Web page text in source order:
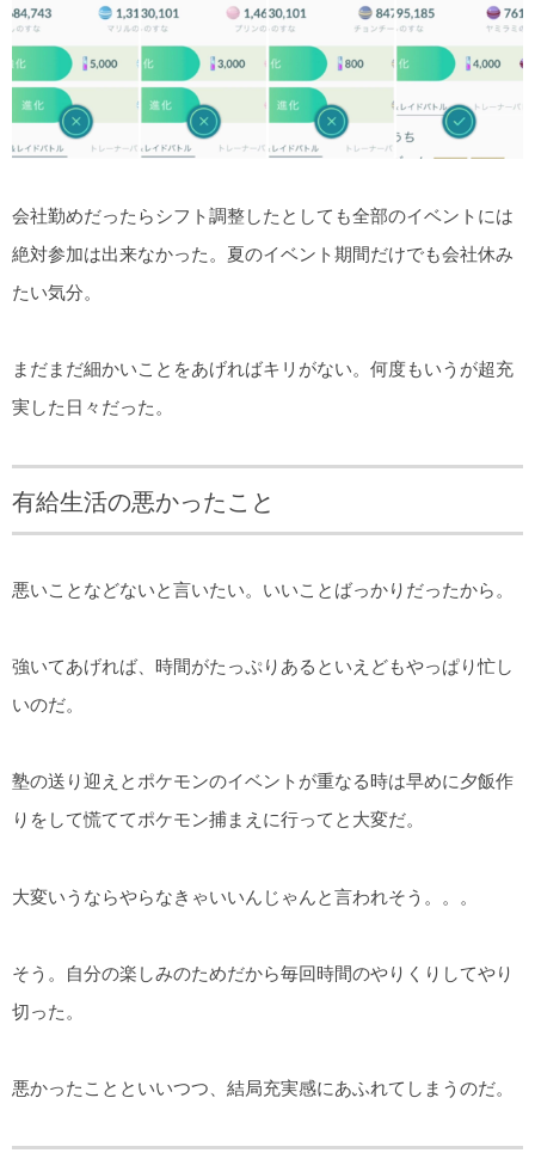
会社勤めだったらシフト調整したとしても全部のイベントには
絶対参加は出来なかった。夏のイベント期間だけでも会社休み
たい気分。
まだまだ細かいことをあげればキリがない。何度もいうが超充
実した日々だった。
有給生活の悪かったこと
悪いことなどないと言いたい。いいことばっかりだったから。
強いてあげれば、時間がたっぷりあるといえどもやっぱり忙し
いのだ。
塾の送り迎えとポケモンのイベントが重なる時は早めに夕飯作
りをして慌ててポケモン捕まえに行ってと大変だ。
大変いうならやらなきゃいいんじゃんと言われそう。。。
そう。自分の楽しみのためだから毎回時間のやりくりしてやり
切った。
悪かったことといいつつ、結局充実感にあふれてしまうのだ。